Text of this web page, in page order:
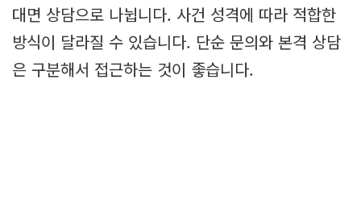
대면 상담으로 나뉩니다. 사건 성격에 따라 적합한
방식이 달라질 수 있습니다. 단순 문의와 본격 상담
은 구분해서 접근하는 것이 좋습니다.